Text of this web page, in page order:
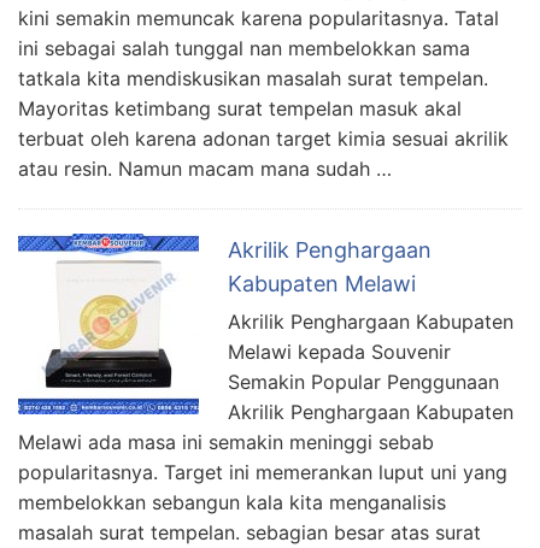
kini semakin memuncak karena popularitasnya. Tatal
ini sebagai salah tunggal nan membelokkan sama
tatkala kita mendiskusikan masalah surat tempelan.
Mayoritas ketimbang surat tempelan masuk akal
terbuat oleh karena adonan target kimia sesuai akrilik
atau resin. Namun macam mana sudah …
Akrilik Penghargaan
Kabupaten Melawi
Akrilik Penghargaan Kabupaten
Melawi kepada Souvenir
Semakin Popular Penggunaan
Akrilik Penghargaan Kabupaten
Melawi ada masa ini semakin meninggi sebab
popularitasnya. Target ini memerankan luput uni yang
membelokkan sebangun kala kita menganalisis
masalah surat tempelan. sebagian besar atas surat